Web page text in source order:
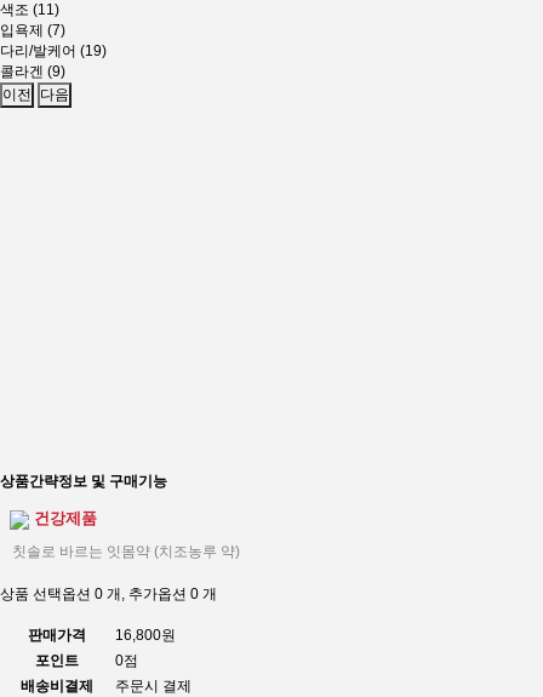
색조 (11)
입욕제 (7)
다리/발케어 (19)
콜라겐 (9)
이전
다음
상품간략정보 및 구매기능
건강제품
칫솔로 바르는 잇몸약 (치조농루 약)
상품 선택옵션 0 개, 추가옵션 0 개
판매가격
16,800원
포인트
0점
배송비결제
주문시 결제